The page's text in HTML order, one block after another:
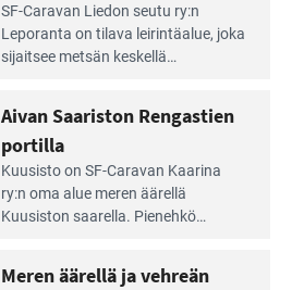
SF-Caravan Liedon seutu ry:n
Leporanta on tilava leirintäalue, joka
sijaitsee metsän kes­kellä
tarjoaa ympäris­töineen kauniit
maisemat ja loistavat virkistäytymis­
mahdollisuudet.
Aivan Saariston Rengastien
portilla
Kuusisto on SF-Caravan Kaarina
ry:n oma alue meren äärellä
Kuusiston saarella. Pie­nehkö
Meren äärellä ja vehreän